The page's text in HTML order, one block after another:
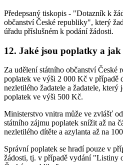
Předepsaný tiskopis - "Dotazník k
občanství České republiky", který
úřadu příslušném k podání žádosti.
12. Jaké jsou poplatky a
Za udělení státního občanství České
poplatek ve výši 2 000 Kč v případě
nezletilého žadatele a žadatele, který
poplatek ve výši 500 Kč.
Ministerstvo vnitra může ve zvlášť
státního zájmu poplatek snížit až na
nezletilého dítěte a azylanta až na
Správní poplatek se hradí pouze v
žádosti, tj. v případě vydání "Listiny